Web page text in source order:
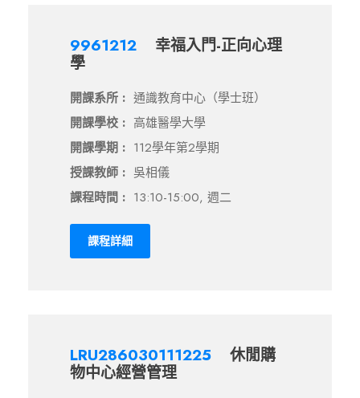
9961212
幸福入門-正向心理
學
開課系所 : 通識教育中心（學士班）
開課學校 : 高雄醫學大學
開課學期 : 112學年第2學期
授課教師 : 吳相儀
課程時間 : 13:10-15:00, 週二
課程詳細
LRU286030111225
休閒購
物中心經營管理